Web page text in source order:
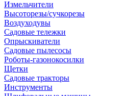
Измельчители
Высоторезы/сучкорезы
Воздуходувы
Садовые тележки
Опрыскиватели
Садовые пылесосы
Роботы-газонокосилки
Щетки
Садовые тракторы
Инструменты